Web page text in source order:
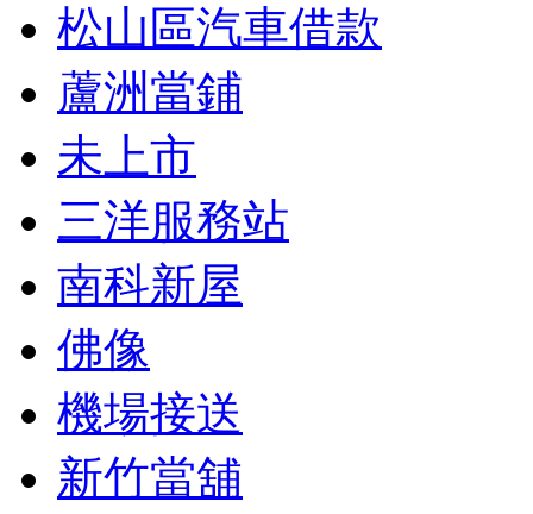
松山區汽車借款
蘆洲當鋪
未上市
三洋服務站
南科新屋
佛像
機場接送
新竹當舖